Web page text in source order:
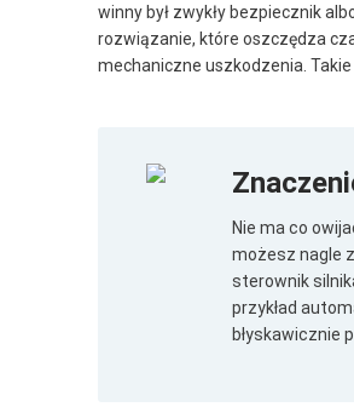
winny był zwykły bezpiecznik
rozwiązanie, które oszczędza
mechaniczne uszkodzenia.
Nie ma co
możesz nagle
sterownik
przykład
błyskawicznie